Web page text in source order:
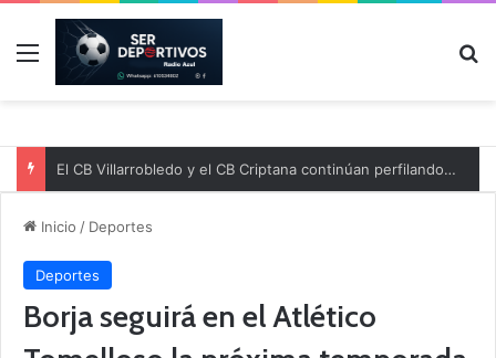
Menú
El CB Villarrobledo y el CB Criptana continúan perfilando sus plantillas
Inicio / Deportes
Deportes
Borja seguirá en el Atlético